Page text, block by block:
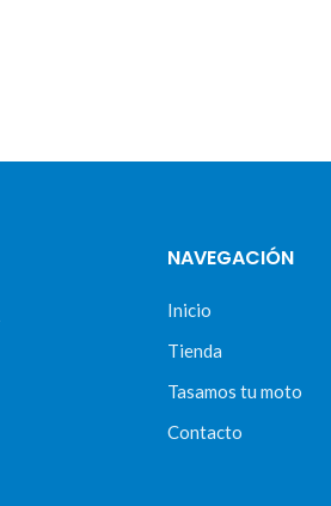
NAVEGACIÓN
Inicio
Tienda
Tasamos tu moto
Contacto